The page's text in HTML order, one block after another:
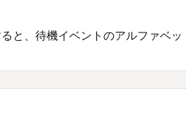
と、待機イベントのアルファベッ